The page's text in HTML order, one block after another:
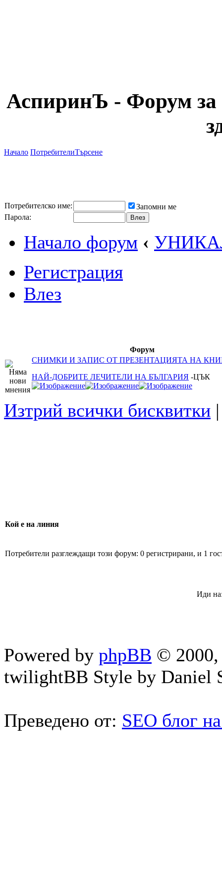
АспиринЪ - Форум за
Начало ПотребителиТърсене
Потребителско име:
Запомни ме
Парола:
Начало форум ‹
Регистрация
Влез
Форум
СНИМКИ И ЗАПИС ОТ ПРЕЗЕНТАЦИЯТА НА
НАЙ-ДОБРИТЕ ЛЕЧИТЕЛИ НА БЪЛГАРИЯ -ЦЪК
Изтрий всички бисквитки
Кой е на линия
Потребители разглеждащи този форум: 0 регистрирани, и 1
Иди
Powered by phpBB © 2000,
twilightBB Style by Daniel
Преведено от: SEO блог